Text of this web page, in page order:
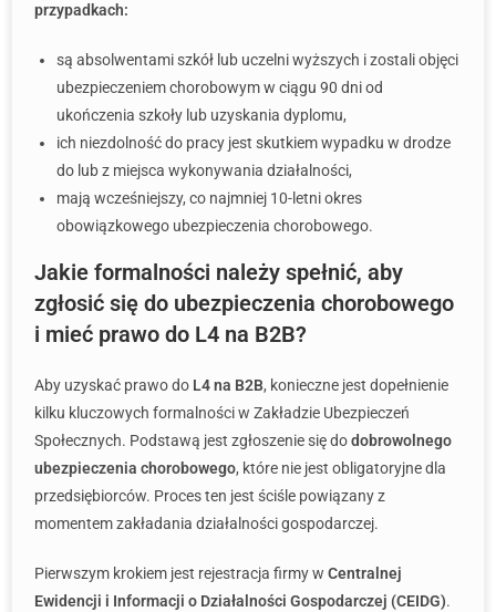
przypadkach:
są absolwentami szkół lub uczelni wyższych i zostali objęci
ubezpieczeniem chorobowym w ciągu 90 dni od
ukończenia szkoły lub uzyskania dyplomu,
ich niezdolność do pracy jest skutkiem wypadku w drodze
do lub z miejsca wykonywania działalności,
mają wcześniejszy, co najmniej 10-letni okres
obowiązkowego ubezpieczenia chorobowego.
Jakie formalności należy spełnić, aby
zgłosić się do ubezpieczenia chorobowego
i mieć prawo do L4 na B2B?
Aby uzyskać prawo do L4 na B2B, konieczne jest dopełnienie
kilku kluczowych formalności w Zakładzie Ubezpieczeń
Społecznych. Podstawą jest zgłoszenie się dodobrowolnego
ubezpieczenia chorobowego, które nie jest obligatoryjne dla
przedsiębiorców. Proces ten jest ściśle powiązany z
momentem zakładania działalności gospodarczej.
Pierwszym krokiem jest rejestracja firmy w Centralnej
Ewidencji i Informacji o Działalności Gospodarczej (CEIDG).